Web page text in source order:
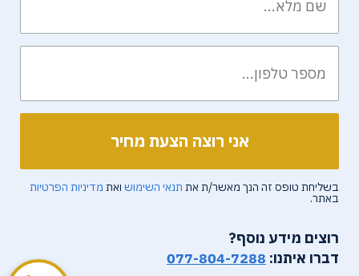
בשליחת טופס זה הנך מאשר/ת את תנאי השימוש ואת מדיניות הפרטיות
באתר.
רוצים מידע נוסף?
דברו איתנו: 077-804-7288